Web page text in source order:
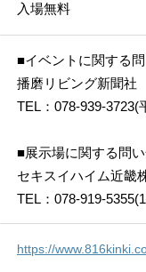
入場無料
■イベントに関する
播磨リビング新聞社
TEL：078-939-3723(
■展示場に関する問
セキスイハイム近畿
TEL：078-919-
https://